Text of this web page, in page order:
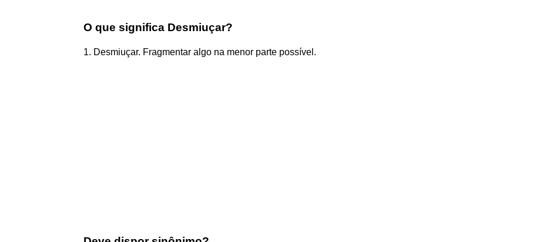
O que significa Desmiuçar?
1. Desmiuçar. Fragmentar algo na menor parte possível.